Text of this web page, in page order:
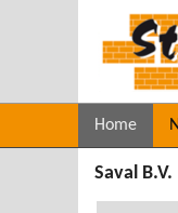
Home
Saval B.V.